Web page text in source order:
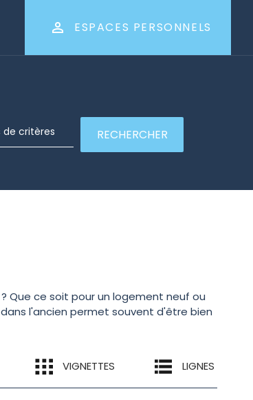
ESPACES PERSONNELS
Que ce soit pour un logement neuf ou
l'ancien permet souvent d'être bien
VIGNETTES LIGNES